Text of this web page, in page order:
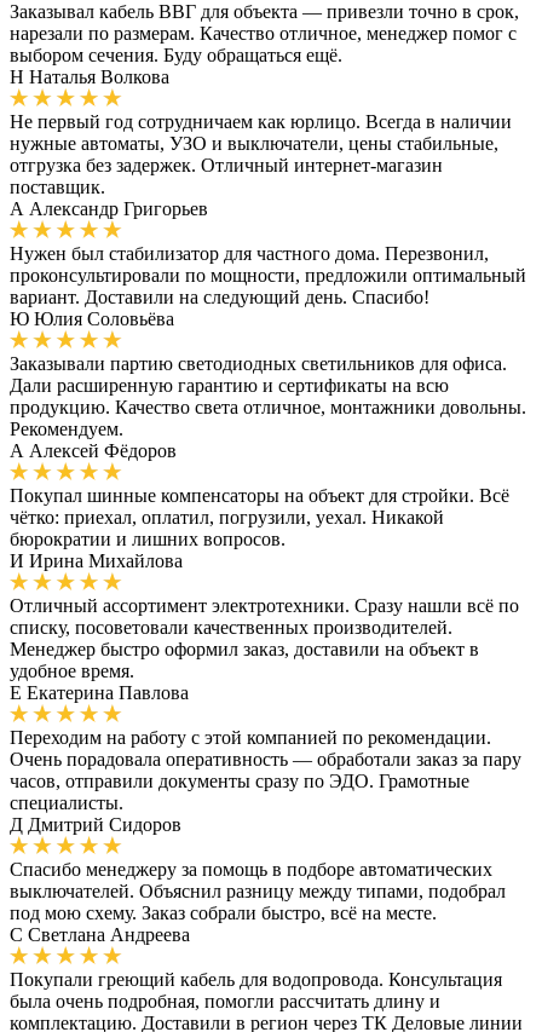
Заказывал кабель ВВГ для объекта — привезли точно в срок,
нарезали по размерам. Качество отличное, менеджер помог с
выбором сечения. Буду обращаться ещё.
Н Наталья Волкова
Не первый год сотрудничаем как юрлицо. Всегда в наличии
нужные автоматы, УЗО и выключатели, цены стабильные,
отгрузка без задержек. Отличный интернет-магазин
поставщик.
А Александр Григорьев
Нужен был стабилизатор для частного дома. Перезвонил,
проконсультировали по мощности, предложили оптимальный
вариант. Доставили на следующий день. Спасибо!
Ю Юлия Соловьёва
Заказывали партию светодиодных светильников для офиса.
Дали расширенную гарантию и сертификаты на всю
продукцию. Качество света отличное, монтажники довольны.
Рекомендуем.
А Алексей Фёдоров
Покупал шинные компенсаторы на объект для стройки. Всё
чётко: приехал, оплатил, погрузили, уехал. Никакой
бюрократии и лишних вопросов.
И Ирина Михайлова
Отличный ассортимент электротехники. Сразу нашли всё по
списку, посоветовали качественных производителей.
Менеджер быстро оформил заказ, доставили на объект в
удобное время.
Е Екатерина Павлова
Переходим на работу с этой компанией по рекомендации.
Очень порадовала оперативность — обработали заказ за пару
часов, отправили документы сразу по ЭДО. Грамотные
специалисты.
Д Дмитрий Сидоров
Спасибо менеджеру за помощь в подборе автоматических
выключателей. Объяснил разницу между типами, подобрал
под мою схему. Заказ собрали быстро, всё на месте.
С Светлана Андреева
Покупали греющий кабель для водопровода. Консультация
была очень подробная, помогли рассчитать длину и
комплектацию. Доставили в регион через ТК Деловые линии